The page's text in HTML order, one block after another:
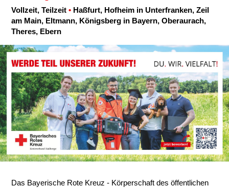
Karte anzeigen